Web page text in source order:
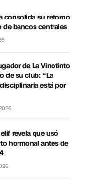
consolida su retorno
de bancos centrales
de La Vinotinto
de su club: “La
está por
revela que usó
hormonal antes de